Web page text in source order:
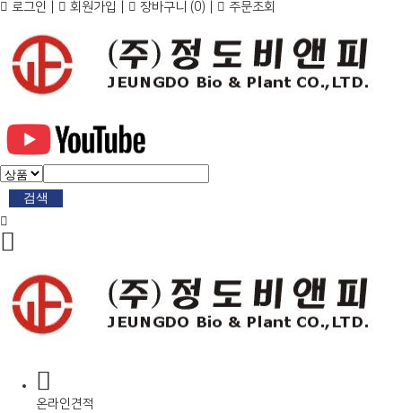
로그인 회원가입 장바구니 (0) 주문조회
검색
온라인견적